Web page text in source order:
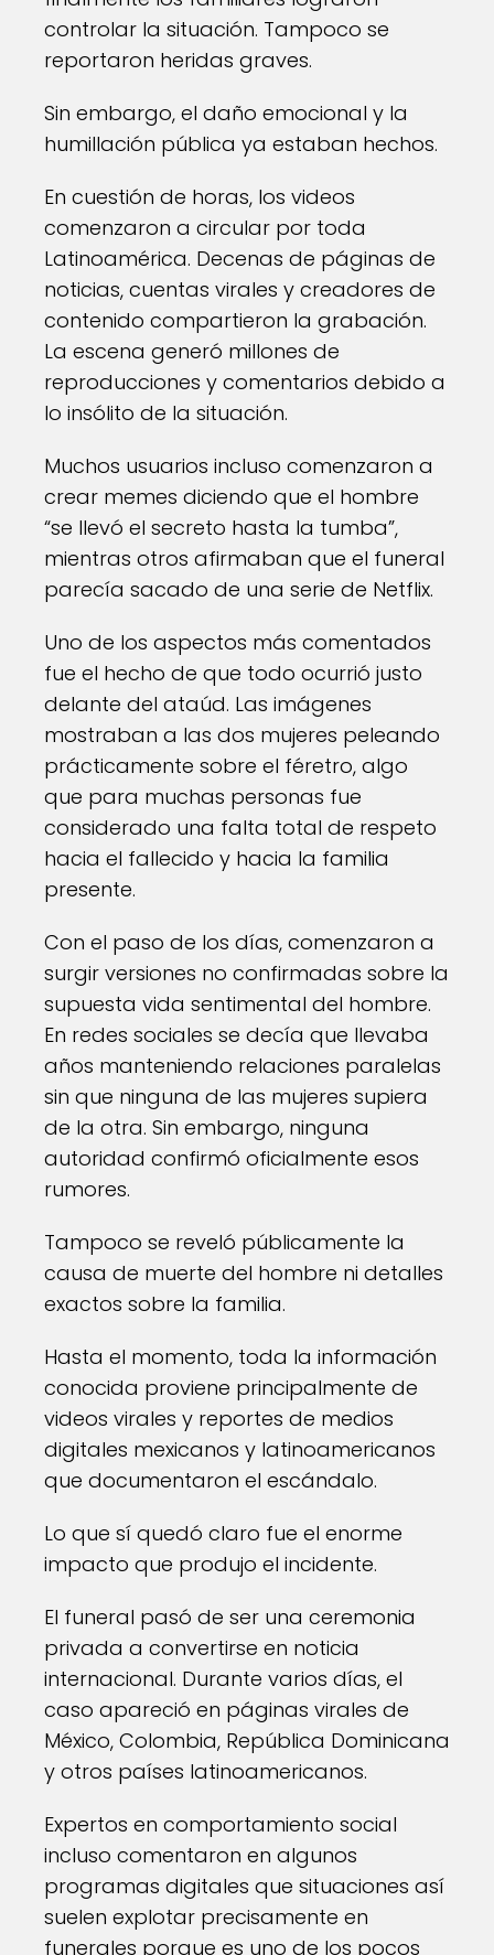
controlar la situación. Tampoco se
reportaron heridas graves.
Sin embargo, el daño emocional y la
humillación pública ya estaban hechos.
En cuestión de horas, los videos
comenzaron a circular por toda
Latinoamérica. Decenas de páginas de
noticias, cuentas virales y creadores de
contenido compartieron la grabación.
La escena generó millones de
reproducciones y comentarios debido a
lo insólito de la situación.
Muchos usuarios incluso comenzaron a
crear memes diciendo que el hombre
“se llevó el secreto hasta la tumba”,
mientras otros afirmaban que el funeral
parecía sacado de una serie de Netflix.
Uno de los aspectos más comentados
fue el hecho de que todo ocurrió justo
delante del ataúd. Las imágenes
mostraban a las dos mujeres peleando
prácticamente sobre el féretro, algo
que para muchas personas fue
considerado una falta total de respeto
hacia el fallecido y hacia la familia
presente.
Con el paso de los días, comenzaron a
surgir versiones no confirmadas sobre la
supuesta vida sentimental del hombre.
En redes sociales se decía que llevaba
años manteniendo relaciones paralelas
sin que ninguna de las mujeres supiera
de la otra. Sin embargo, ninguna
autoridad confirmó oficialmente esos
rumores.
Tampoco se reveló públicamente la
causa de muerte del hombre ni detalles
exactos sobre la familia.
Hasta el momento, toda la información
conocida proviene principalmente de
videos virales y reportes de medios
digitales mexicanos y latinoamericanos
que documentaron el escándalo.
Lo que sí quedó claro fue el enorme
impacto que produjo el incidente.
El funeral pasó de ser una ceremonia
privada a convertirse en noticia
internacional. Durante varios días, el
caso apareció en páginas virales de
México, Colombia, República Dominicana
y otros países latinoamericanos.
Expertos en comportamiento social
incluso comentaron en algunos
programas digitales que situaciones así
suelen explotar precisamente en
funerales porque es uno de los pocos